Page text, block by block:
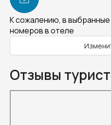
К сожалению, в
номеров в отеле
Отзывы